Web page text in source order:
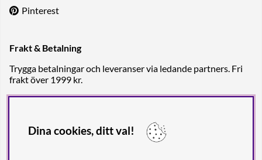
Pinterest
Frakt & Betalning
Trygga betalningar och leveranser via ledande partners. Fri
frakt över 1999 kr.
Dina cookies, ditt val!